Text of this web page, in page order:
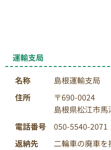
運輸支局
名称
島根運輸支局
住所
〒690-0024
島根県松江市
電話番号
050-5540-2071
返納先
二輪車の廃車を